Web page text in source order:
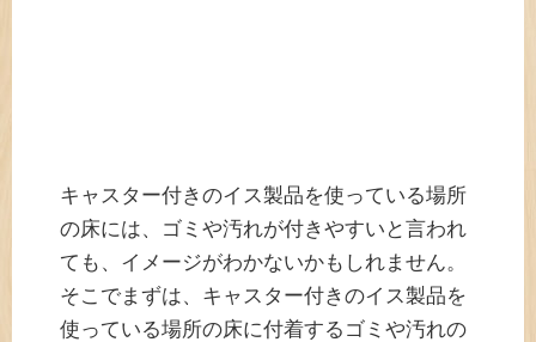
キャスター付きのイス製品を使っている場所
の床には、ゴミや汚れが付きやすいと言われ
ても、イメージがわかないかもしれません。
そこでまずは、キャスター付きのイス製品を
使っている場所の床に付着するゴミや汚れの